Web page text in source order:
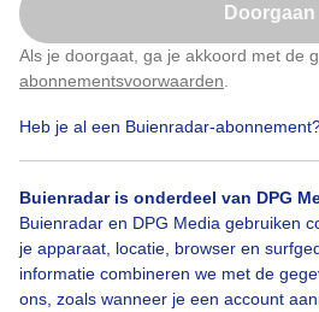
Doorgaan
Als je doorgaat, ga je akkoord met de
abonnementsvoorwaarden
Heb je al een Buienradar-
Buienradar is onderdeel van DPG
Buienradar en DPG Media gebruiken
je apparaat, locatie, browser en
informatie combineren we met de
ons, zoals wanneer je een account
Door: Ton Wesselius Gemaakt: 11-04-
Toerfietsers Zon Natuur
Bekijk slideshow
Klik hierom dit aan